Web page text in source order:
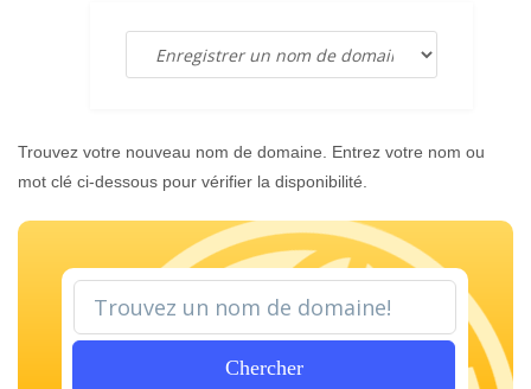
Trouvez votre nouveau nom de domaine. Entrez votre nom ou
mot clé ci-dessous pour vérifier la disponibilité.
Chercher